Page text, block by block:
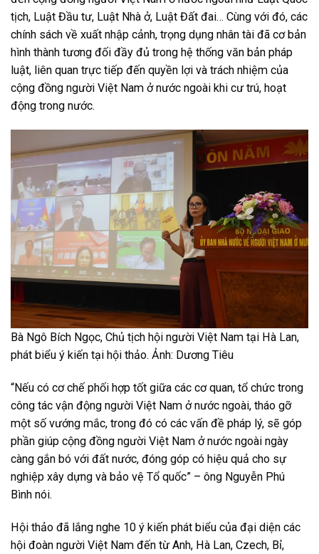
tịch, Luật Đầu tư, Luật Nhà ở, Luật Đất đai… Cùng với đó, các
chính sách về xuất nhập cảnh, trọng dụng nhân tài đã cơ bản
hình thành tương đối đầy đủ trong hệ thống văn bản pháp
luật, liên quan trực tiếp đến quyền lợi và trách nhiệm của
cộng đồng người Việt Nam ở nước ngoài khi cư trú, hoạt
động trong nước.
Bà Ngô Bích Ngọc, Chủ tịch hội người Việt Nam tại Hà Lan,
phát biểu ý kiến tại hội thảo. Ảnh: Dương Tiêu
“Nếu có cơ chế phối hợp tốt giữa các cơ quan, tổ chức trong
công tác vận động người Việt Nam ở nước ngoài, tháo gỡ
một số vướng mắc, trong đó có các vấn đề pháp lý, sẽ góp
phần giúp cộng đồng người Việt Nam ở nước ngoài ngày
càng gắn bó với đất nước, đóng góp có hiệu quả cho sự
nghiệp xây dựng và bảo vệ Tổ quốc” – ông Nguyễn Phú
Bình nói.
Hội thảo đã lắng nghe 10 ý kiến phát biểu của đại diện các
hội đoàn người Việt Nam đến từ Anh, Hà Lan, Czech, Bỉ,